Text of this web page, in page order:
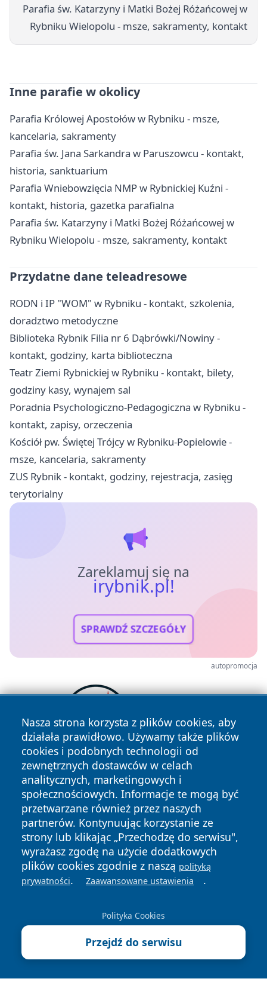
Parafia św. Katarzyny i Matki Bożej Różańcowej w
Rybniku Wielopolu - msze, sakramenty, kontakt
Inne parafie w okolicy
Parafia Królowej Apostołów w Rybniku - msze,
kancelaria, sakramenty
Parafia św. Jana Sarkandra w Paruszowcu - kontakt,
historia, sanktuarium
Parafia Wniebowzięcia NMP w Rybnickiej Kuźni -
kontakt, historia, gazetka parafialna
Parafia św. Katarzyny i Matki Bożej Różańcowej w
Rybniku Wielopolu - msze, sakramenty, kontakt
Przydatne dane teleadresowe
RODN i IP "WOM" w Rybniku - kontakt, szkolenia,
doradztwo metodyczne
Biblioteka Rybnik Filia nr 6 Dąbrówki/Nowiny -
kontakt, godziny, karta biblioteczna
Teatr Ziemi Rybnickiej w Rybniku - kontakt, bilety,
godziny kasy, wynajem sal
Poradnia Psychologiczno-Pedagogiczna w Rybniku -
kontakt, zapisy, orzeczenia
Kościół pw. Świętej Trójcy w Rybniku-Popielowie -
msze, kancelaria, sakramenty
ZUS Rybnik - kontakt, godziny, rejestracja, zasięg
terytorialny
Zareklamuj się na
irybnik.pl!
SPRAWDŹ SZCZEGÓŁY
autopromocja
Nasza strona korzysta z plików cookies, aby
działała prawidłowo. Używamy także plików
cookies i podobnych technologii od
zewnętrznych dostawców w celach
analitycznych, marketingowych i
społecznościowych. Informacje te mogą być
przetwarzane również przez naszych
partnerów. Kontynuując korzystanie ze
strony lub klikając „Przechodzę do serwisu",
wyrażasz zgodę na użycie dodatkowych
plików cookies zgodnie z naszą polityką
prywatności. Zaawansowane ustawienia .
Polityka Cookies
Przejdź do serwisu
Copyright © 2026 irybnik.pl Wszystkie prawa zastrzeżone.